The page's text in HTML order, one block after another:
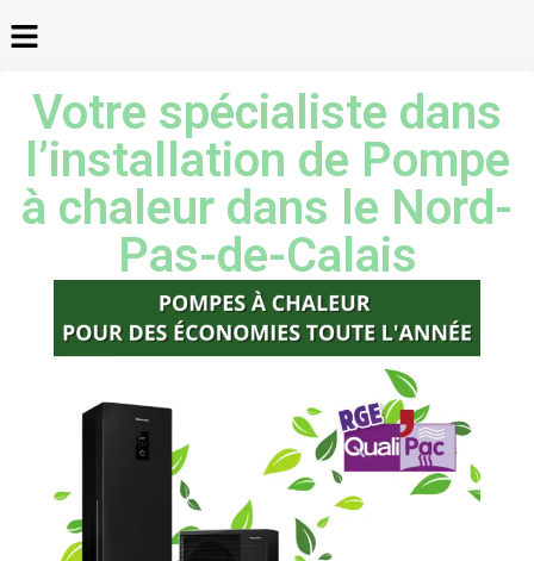
Votre spécialiste dans
l’installation de Pompe
à chaleur dans le Nord-
Pas-de-Calais